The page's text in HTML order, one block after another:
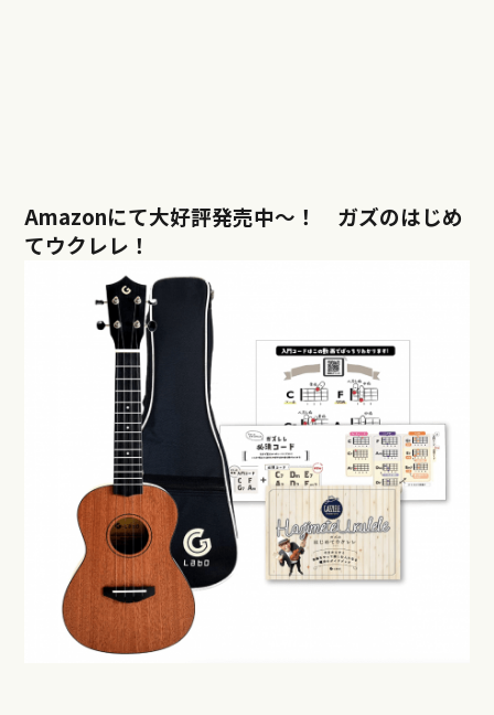
Amazonにて大好評発売中〜！ ガズのはじめ
てウクレレ！